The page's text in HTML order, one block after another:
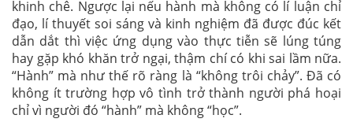
khinh chê. Ngược lại nếu hành mà không có lí luận chỉ
đạo, lí thuyết soi sáng và kinh nghiệm đã được đúc kết
dẫn dắt thì việc ứng dụng vào thực tiễn sẽ lúng túng
hay gặp khó khăn trở ngại, thậm chí có khi sai lầm nữa.
“Hành” mà như thế rõ ràng là “không trôi chảy”. Đã có
không ít trường hợp vô tình trở thành người phá hoại
chỉ vì người đó “hành” mà không “học”.